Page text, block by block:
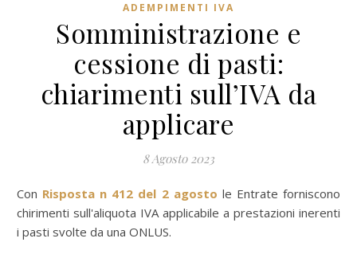
ADEMPIMENTI IVA
Somministrazione e
cessione di pasti:
chiarimenti sull’IVA da
applicare
8 Agosto 2023
Con Risposta n 412 del 2 agosto le Entrate forniscono
chirimenti sull'aliquota IVA applicabile a prestazioni inerenti
i pasti svolte da una ONLUS.